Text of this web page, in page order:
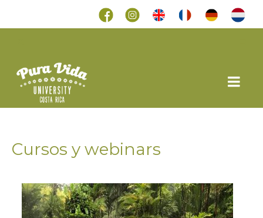
Cursos y webinars